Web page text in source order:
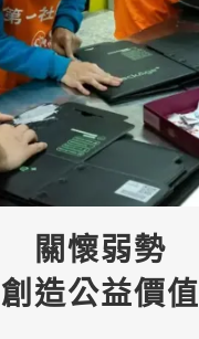
關懷弱勢
創造公益價值